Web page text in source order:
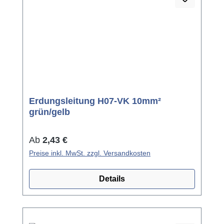
Erdungsleitung H07-VK 10mm²
grün/gelb
Regulärer Preis:
Ab 2,43 €
Preise inkl. MwSt. zzgl. Versandkosten
Details